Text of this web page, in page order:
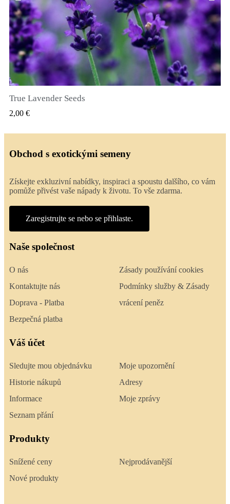
True Lavender Seeds
2,00 €
Obchod s exotickými semeny
Získejte exkluzivní nabídky, inspiraci a spoustu dalšího, co vám
pomůže přivést vaše nápady k životu. To vše zdarma.
Zaregistrujte se nebo se přihlaste.
Naše společnost
O nás
Kontaktujte nás
Doprava - Platba
Bezpečná platba
Zásady používání cookies
Podmínky služby & Zásady
vrácení peněz
Váš účet
Sledujte mou objednávku
Historie nákupů
Informace
Seznam přání
Moje upozornění
Adresy
Moje zprávy
Produkty
Snížené ceny
Nové produkty
Nejprodávanější